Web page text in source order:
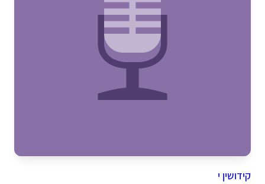
קידושין י